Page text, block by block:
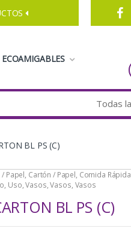
BL PS (C)
Papel, Cartón / Papel, Comida Rápida
, Uso,Vasos,Vasos, Vasos
BL PS (C)